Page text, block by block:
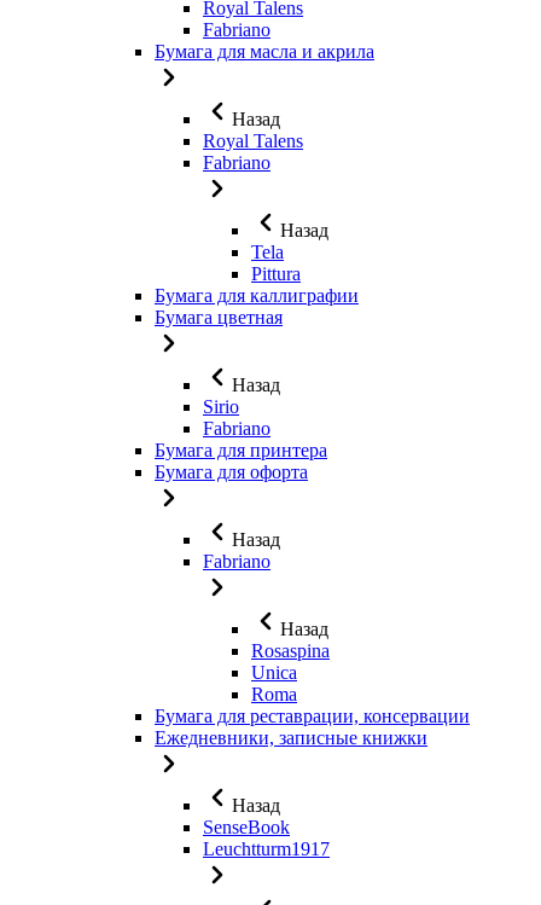
Royal Talens
Fabriano
Бумага для масла и акрила
Назад
Royal Talens
Fabriano
Назад
Tela
Pittura
Бумага для каллиграфии
Бумага цветная
Назад
Sirio
Fabriano
Бумага для принтера
Бумага для офорта
Назад
Fabriano
Назад
Rosaspina
Unica
Roma
Бумага для реставрации, консервации
Ежедневники, записные книжки
Назад
SenseBook
Leuchtturm1917